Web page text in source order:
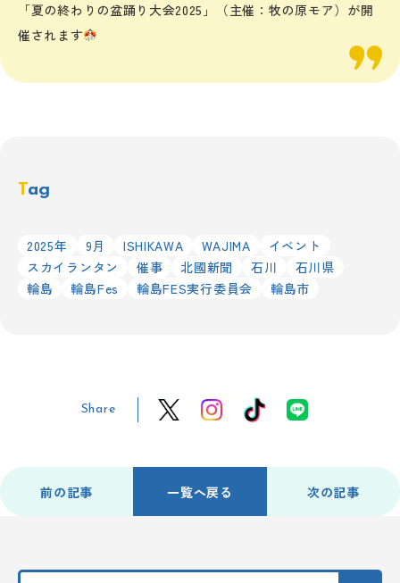
「夏の終わりの盆踊り大会2025」（主催：牧の原モア）が開
催されます
Tag
2025年 9月 ISHIKAWA WAJIMA
イベント
スカイランタン
催事 北國新聞 石川
石川県
輪島
輪島Fes 輪島FES実行委員会 輪島市
Share
前の記事 一覧へ戻る 次の記事